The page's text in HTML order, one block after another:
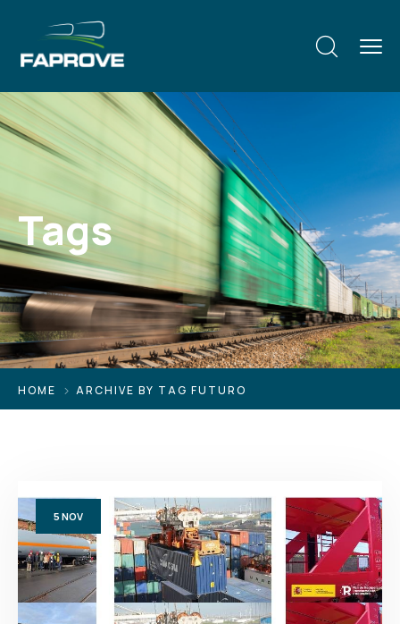
Tags
HOME ARCHIVE BY TAG FUTURO
5 NOV